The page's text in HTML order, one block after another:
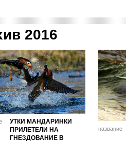
2016
УТКИ МАНДАРИНКИ
ПРИЛЕТЕЛИ НА
ГНЕЗДОВАНИЕ В
название